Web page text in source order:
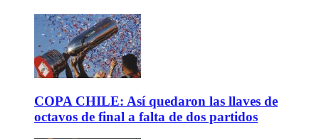
COPA CHILE: Así quedaron las llaves de
octavos de final a falta de dos partidos